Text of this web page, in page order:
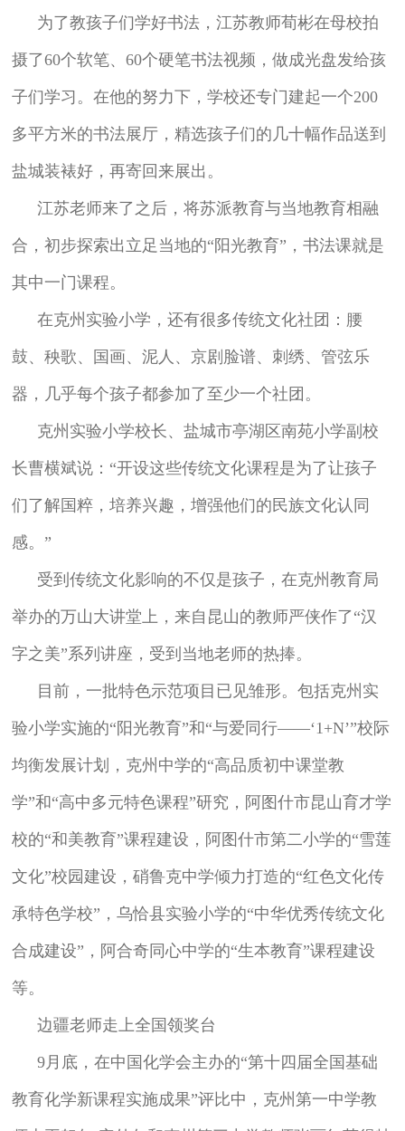
为了教孩子们学好书法，江苏教师荀彬在母校拍
摄了60个软笔、60个硬笔书法视频，做成光盘发给孩
子们学习。在他的努力下，学校还专门建起一个200
多平方米的书法展厅，精选孩子们的几十幅作品送到
盐城装裱好，再寄回来展出。
江苏老师来了之后，将苏派教育与当地教育相融
合，初步探索出立足当地的“阳光教育”，书法课就是
其中一门课程。
在克州实验小学，还有很多传统文化社团：腰
鼓、秧歌、国画、泥人、京剧脸谱、刺绣、管弦乐
器，几乎每个孩子都参加了至少一个社团。
克州实验小学校长、盐城市亭湖区南苑小学副校
长曹横斌说：“开设这些传统文化课程是为了让孩子
们了解国粹，培养兴趣，增强他们的民族文化认同
感。”
受到传统文化影响的不仅是孩子，在克州教育局
举办的万山大讲堂上，来自昆山的教师严侠作了“汉
字之美”系列讲座，受到当地老师的热捧。
目前，一批特色示范项目已见雏形。包括克州实
验小学实施的“阳光教育”和“与爱同行——‘1+N’”校际
均衡发展计划，克州中学的“高品质初中课堂教
学”和“高中多元特色课程”研究，阿图什市昆山育才学
校的“和美教育”课程建设，阿图什市第二小学的“雪莲
文化”校园建设，硝鲁克中学倾力打造的“红色文化传
承特色学校”，乌恰县实验小学的“中华优秀传统文化
合成建设”，阿合奇同心中学的“生本教育”课程建设
等。
边疆老师走上全国领奖台
9月底，在中国化学会主办的“第十四届全国基础
教育化学新课程实施成果”评比中，克州第一中学教